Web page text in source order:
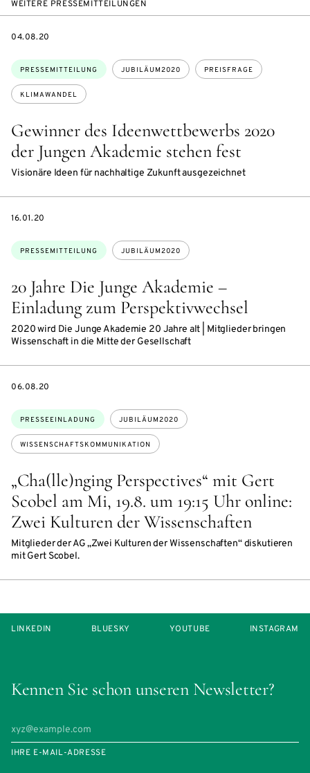
WEITERE PRESSEMITTEILUNGEN
Gewinner des Ideenwettbewerbs 2020
der Jungen Akademie stehen fest
Visionäre Ideen für nachhaltige Zukunft ausgezeichnet
Themen:
PRESSEMITTEILUNG JUBILÄUM2020 PREISFRAGE
KLIMAWANDEL
DATE
04.08.20
20 Jahre Die Junge Akademie –
Einladung zum Perspektivwechsel
2020 wird Die Junge Akademie 20 Jahre alt | Mitglieder bringen
Wissenschaft in die Mitte der Gesellschaft
Themen:
PRESSEMITTEILUNG JUBILÄUM2020
DATE
16.01.20
„Cha(lle)nging Perspectives“ mit Gert
Scobel am Mi, 19.8. um 19:15 Uhr online:
Zwei Kulturen der Wissenschaften
Mitglieder der AG „Zwei Kulturen der Wissenschaften“ diskutieren
mit Gert Scobel.
Themen:
PRESSEEINLADUNG JUBILÄUM2020
WISSENSCHAFTSKOMMUNIKATION
DATE
06.08.20
Kennen Sie schon unseren Newsletter?
IHRE E-MAIL-ADRESSE
LINKEDIN BLUESKY YOUTUBE INSTAGRAM